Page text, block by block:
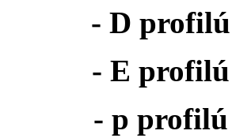
- D profilú
- E profilú
- p profilú